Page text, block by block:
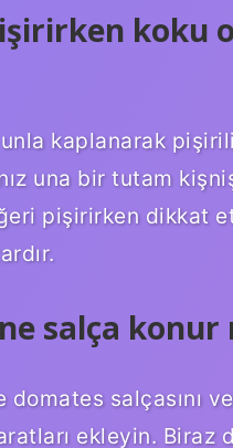
koku
kaplanarak
una bir tutam
pişirirken dikkat
salça konur
salçasını
ekleyin. Biraz